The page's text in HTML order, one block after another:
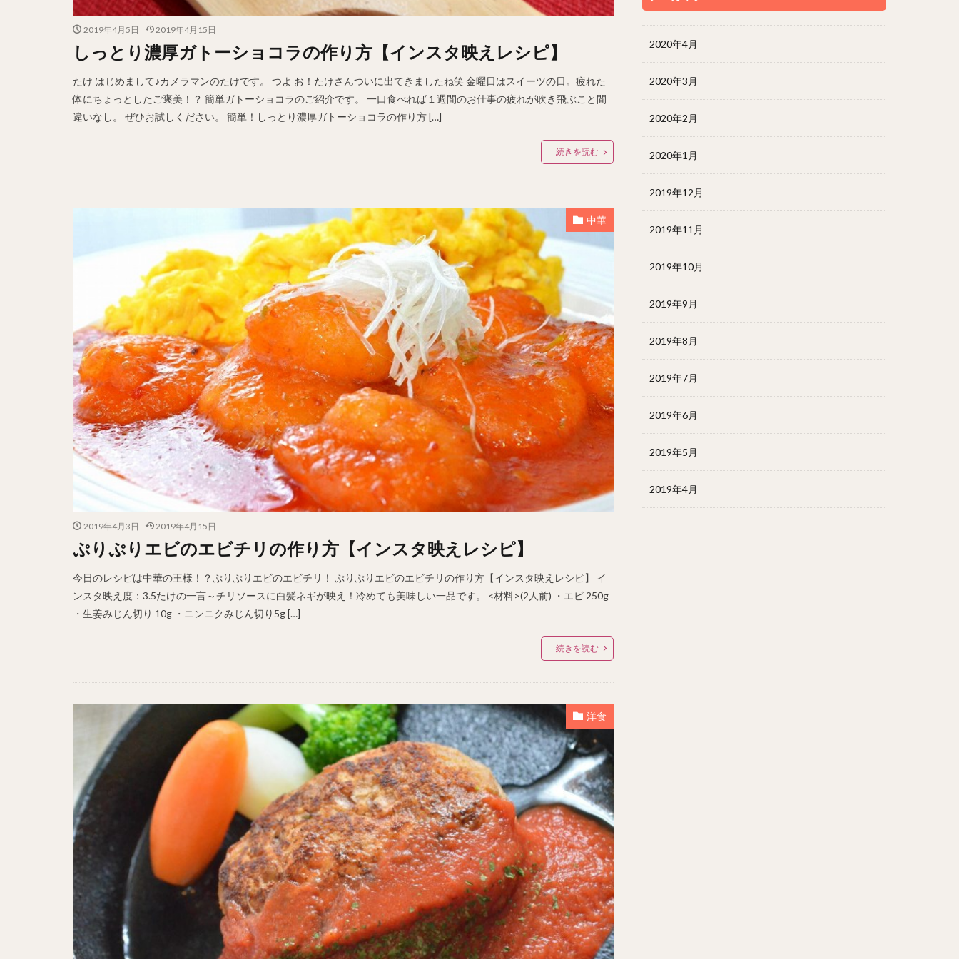
2019年4月5日 2019年4月15日
しっとり濃厚ガトーショコラの作り方【インスタ映えレシピ】
たけ はじめまして♪カメラマンのたけです。 つよ お！たけさんついに出てきましたね笑 金曜日はスイーツの日。疲れた
体にちょっとしたご褒美！？ 簡単ガトーショコラのご紹介です。 一口食べれば１週間のお仕事の疲れが吹き飛ぶこと間
違いなし。 ぜひお試しください。 簡単！しっとり濃厚ガトーショコラの作り方 […]
続きを読む
中華
2019年4月3日 2019年4月15日
ぷりぷりエビのエビチリの作り方【インスタ映えレシピ】
今日のレシピは中華の王様！？ぷりぷりエビのエビチリ！ ぷりぷりエビのエビチリの作り方【インスタ映えレシピ】 イ
ンスタ映え度：3.5たけの一言～チリソースに白髪ネギが映え！冷めても美味しい一品です。 <材料>(2人前) ・エビ 250g
・生姜みじん切り 10g ・ニンニクみじん切り5g […]
続きを読む
洋食
2020年4月
2020年3月
2020年2月
2020年1月
2019年12月
2019年11月
2019年10月
2019年9月
2019年8月
2019年7月
2019年6月
2019年5月
2019年4月